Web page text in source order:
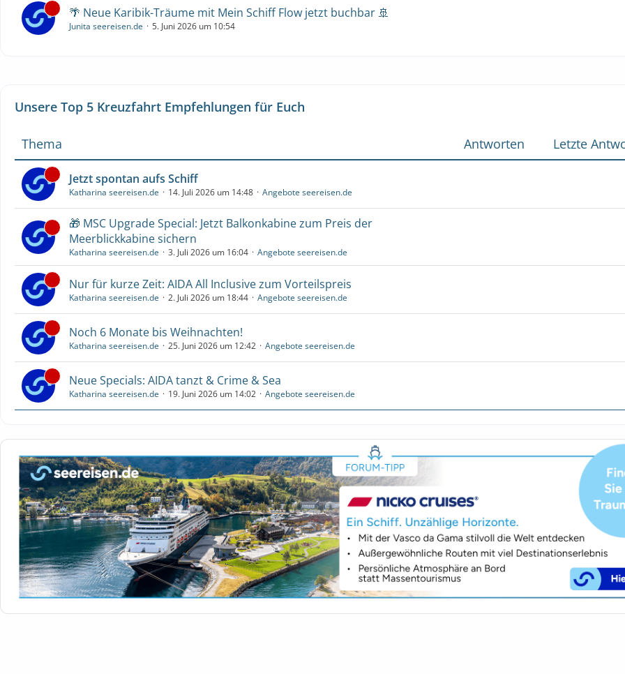
🌴 Neue Karibik-Träume mit Mein Schiff Flow jetzt buchbar 🚢
Junita seereisen.de 5. Juni 2026 um 10:54
Unsere Top 5 Kreuzfahrt Empfehlungen für Euch
Thema Antworten Letzte
Jetzt spontan aufs Schiff
Katharina seereisen.de 14. Juli 2026 um 14:48 Angebote seereisen.de
🎁 MSC Upgrade Special: Jetzt Balkonkabine zum Preis der
Meerblickkabine sichern
Katharina seereisen.de 3. Juli 2026 um 16:04 Angebote seereisen.de
Nur für kurze Zeit: AIDA All Inclusive zum Vorteilspreis
Katharina seereisen.de 2. Juli 2026 um 18:44 Angebote seereisen.de
Noch 6 Monate bis Weihnachten!
Katharina seereisen.de 25. Juni 2026 um 12:42 Angebote seereisen.de
Neue Specials: AIDA tanzt & Crime & Sea
Katharina seereisen.de 19. Juni 2026 um 14:02 Angebote seereisen.de